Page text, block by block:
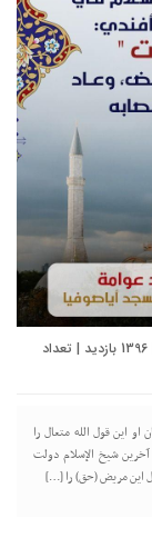
شناسه خبر : 37351 | تاریخ انتشار : 16 جولای 2020 - 8:20 | 1396 بازدید | تعداد
این قول الله متعال را
شیخ الإسلام دولت
این مریض (حق) را […]